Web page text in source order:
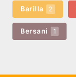
Barilla 2
Bersani 1